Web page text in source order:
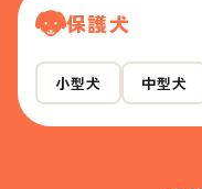
保護犬
小型犬 中型犬